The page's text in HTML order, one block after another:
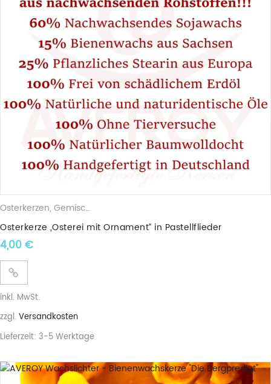
Osterkerzen, Gemischte Wachskerzen
Osterkerze „Osterei mit Ornament“ in Pastellflieder
4,00€
inkl. MwSt.
zzgl. Versandkosten
Lieferzeit: 3-5 Werktage